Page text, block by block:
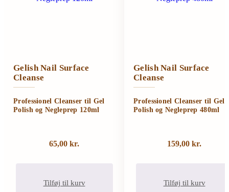
Gelish Nail Surface
Cleanse
Professionel Cleanser til Gel
Polish og Negleprep 120ml
65,00 kr.
Tilføj til kurv
Gelish Nail Surface
Cleanse
Professionel Cleanser til Gel
Polish og Negleprep 480ml
159,00 kr.
Tilføj til kurv